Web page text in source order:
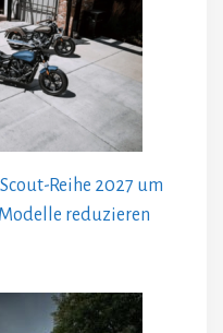
Reihe 2027 um
reduzieren